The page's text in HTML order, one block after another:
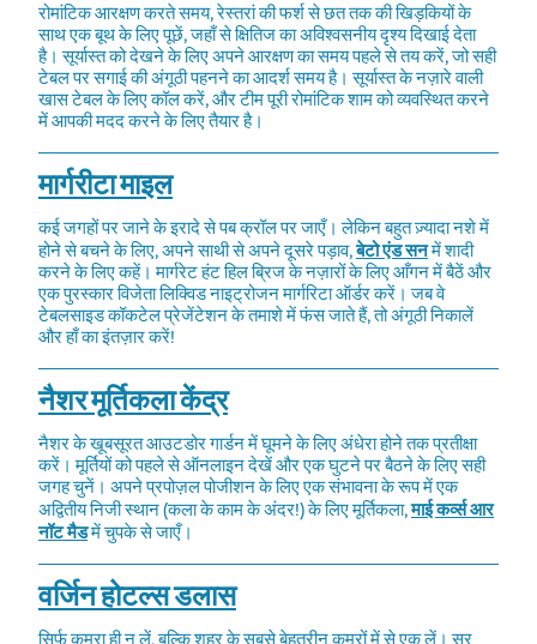
रोमांटिक आरक्षण करते समय, रेस्तरां की फर्श से छत तक की खिड़कियों के
साथ एक बूथ के लिए पूछें, जहाँ से क्षितिज का अविश्वसनीय दृश्य दिखाई देता
है। सूर्यास्त को देखने के लिए अपने आरक्षण का समय पहले से तय करें, जो सही
टेबल पर सगाई की अंगूठी पहनने का आदर्श समय है। सूर्यास्त के नज़ारे वाली
खास टेबल के लिए कॉल करें, और टीम पूरी रोमांटिक शाम को व्यवस्थित करने
में आपकी मदद करने के लिए तैयार है।
मार्गरीटा माइल
कई जगहों पर जाने के इरादे से पब क्रॉल पर जाएँ। लेकिन बहुत ज़्यादा नशे में
होने से बचने के लिए, अपने साथी से अपने दूसरे पड़ाव,बेटो एंड सनमें शादी
करने के लिए कहें। मार्गरेट हंट हिल ब्रिज के नज़ारों के लिए आँगन में बैठें और
एक पुरस्कार विजेता लिक्विड नाइट्रोजन मार्गरिटा ऑर्डर करें। जब वे
टेबलसाइड कॉकटेल प्रेजेंटेशन के तमाशे में फंस जाते हैं, तो अंगूठी निकालें
और हाँ का इंतज़ार करें!
नैशर मूर्तिकला केंद्र
नैशर के खूबसूरत आउटडोर गार्डन में घूमने के लिए अंधेरा होने तक प्रतीक्षा
करें। मूर्तियों को पहले से ऑनलाइन देखें और एक घुटने पर बैठने के लिए सही
जगह चुनें। अपने प्रपोज़ल पोजीशन के लिए एक संभावना के रूप में एक
अद्वितीय निजी स्थान (कला के काम के अंदर!) के लिए मूर्तिकला,माई कर्व्स आर
नॉट मैडमें चुपके से जाएँ।
वर्जिन होटल्स डलास